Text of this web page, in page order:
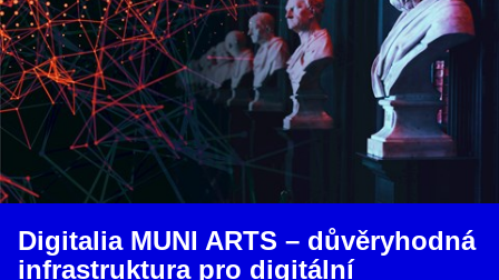
Digitalia MUNI ARTS – důvěryhodná
infrastruktura pro digitální